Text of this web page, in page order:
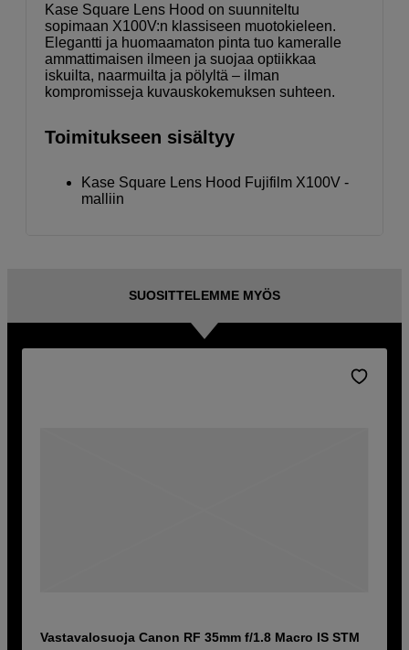
Kase Square Lens Hood on suunniteltu
sopimaan X100V:n klassiseen muotokieleen.
Elegantti ja huomaamaton pinta tuo kameralle
ammattimaisen ilmeen ja suojaa optiikkaa
iskuilta, naarmuilta ja pölyltä – ilman
kompromisseja kuvauskokemuksen suhteen.
Toimitukseen sisältyy
Kase Square Lens Hood Fujifilm X100V -
malliin
SUOSITTELEMME MYÖS
Vastavalosuoja Canon RF 35mm f/1.8 Macro IS STM